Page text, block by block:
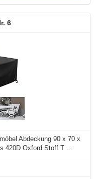
6
Abdeckung 90 x 70 x
420D Oxford Stoff T ...